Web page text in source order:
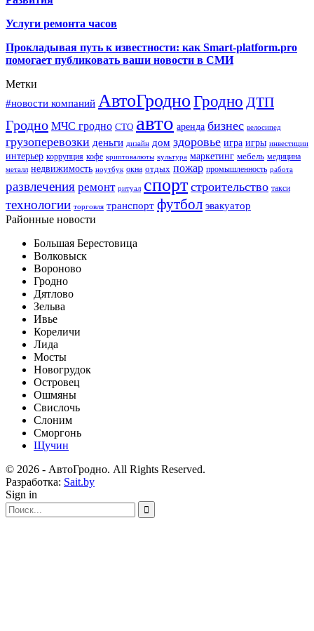
Услуги ремонта часов
Прокладывая путь к известности: как Smart-platform.pro
помогает публиковать ваши новости в СМИ
Метки
#новости компаний АвтоГродноГродно ДТП
Гродно МЧС гродно СТО авто аренда бизнес велосипед
грузоперевозки деньги дизайн дом здоровье игра игры инвестиции
интерьер коррупция кофе криптовалюты культура маркетинг мебель медицина
металл недвижимость ноутбук окна отдых пожар промышленность работа
развлечения ремонт ритуал спорт строительство такси
технологии торговля транспорт футбол эвакуатор
Районные новости
Большая Берестовица
Волковыск
Вороново
Гродно
Дятлово
Зельва
Ивье
Кореличи
Лида
Мосты
Новогрудок
Островец
Ошмяны
Свислочь
Слоним
Сморгонь
Щучин
© 2026 - АвтоГродно. All Rights Reserved.
Разработка: Sait.by
Sign in